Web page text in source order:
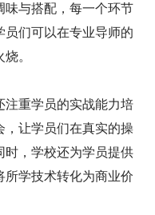
味与搭配，每一个环节
员们可以在专业导师的
。
注重学员的实战能力培
，让学员们在真实的操
时，学校还为学员提供
所学技术转化为商业价